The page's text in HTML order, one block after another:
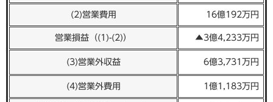
(2)営業費用 16億192万円
営業損益（(1)-(2)） ▲3億4,233万円
(3)営業外収益 6億3,731万円
(4)営業外費用 1億1,183万円